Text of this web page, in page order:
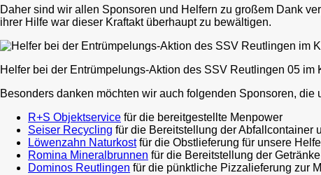
Daher sind wir allen Sponsoren und Helfern zu großem Dank
ihrer Hilfe war dieser Kraftakt überhaupt zu bewältigen.
Helfer bei der Entrümpelungs-Aktion des SSV Reutlingen 05
Besonders danken möchten wir auch folgenden Sponsoren, die
R+S Objektservice für die bereitgestellte Menpower
Seiser Recycling für die Bereitstellung der Abfallcontainer
Löwenzahn Naturkostfür die Obstlieferung für unsere
Romina Mineralbrunnen für die Bereitstellung der
Dominos Reutlingen für die pünktliche Pizzalieferung zur